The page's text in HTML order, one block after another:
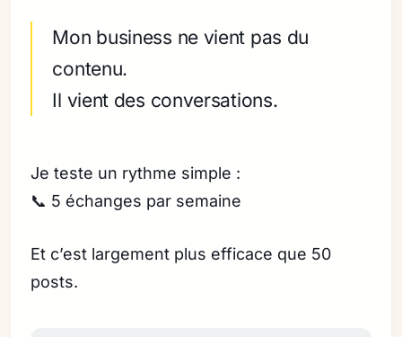
Mon business ne vient pas du
contenu.
Il vient des conversations.
Je teste un rythme simple :
📞 5 échanges par semaine
Et c’est largement plus efficace que 50
posts.